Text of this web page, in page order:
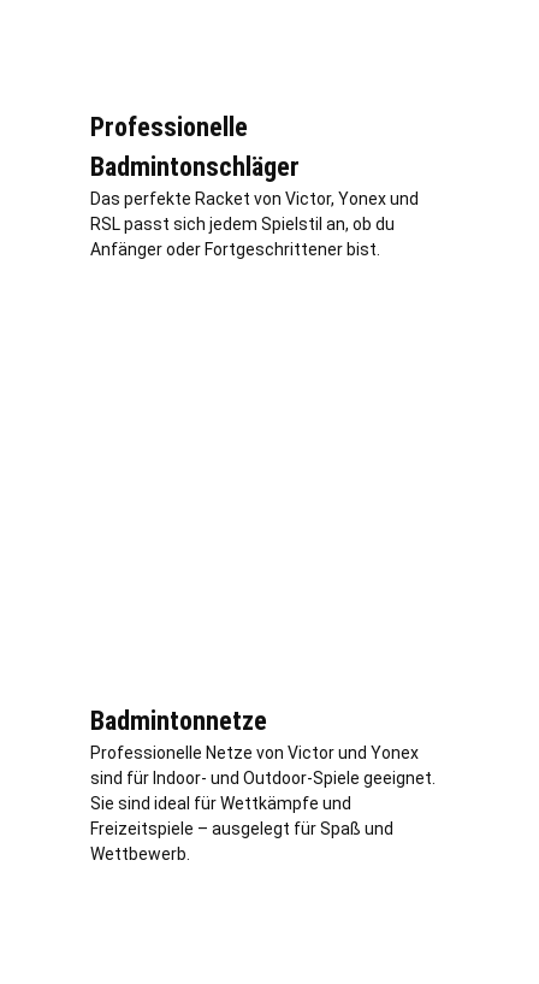
Professionelle
Badmintonschläger
Das perfekte Racket von Victor, Yonex und
RSL passt sich jedem Spielstil an, ob du
Anfänger oder Fortgeschrittener bist.
Badmintonnetze
Professionelle Netze von Victor und Yonex
sind für Indoor- und Outdoor-Spiele geeignet.
Sie sind ideal für Wettkämpfe und
Freizeitspiele – ausgelegt für Spaß und
Wettbewerb.